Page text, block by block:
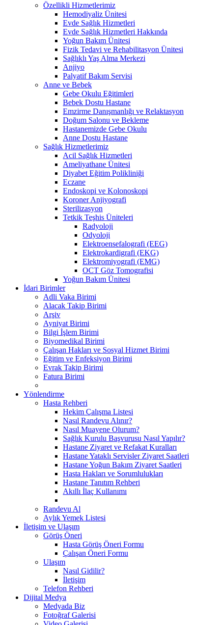
Özellikli Hizmetlerimiz
Hemodiyaliz Ünitesi
Evde Sağlık Hizmetleri
Evde Sağlık Hizmetleri Hakkında
Yoğun Bakım Ünitesi
Fizik Tedavi ve Rehabilitasyon Ünitesi
Sağlıklı Yaş Alma Merkezi
Anjiyo
Palyatif Bakım Servisi
Anne ve Bebek
Gebe Okulu Eğitimleri
Bebek Dostu Hastane
Emzirme Danışmanlığı ve Relaktasyon
Doğum Salonu ve Bekleme
Hastanemizde Gebe Okulu
Anne Dostu Hastane
Sağlık Hizmetlerimiz
Acil Sağlık Hizmetleri
Ameliyathane Ünitesi
Diyabet Eğitim Polikliniği
Eczane
Endoskopi ve Kolonoskopi
Koroner Anjiyografi
Sterilizasyon
Tetkik Teşhis Üniteleri
Radyoloji
Odyoloji
Elektroensefalografi (EEG)
Elektrokardigrafi (EKG)
Elektromiyografi (EMG)
OCT Göz Tomografisi
Yoğun Bakım Ünitesi
İdari Birimler
Adli Vaka Birimi
Alacak Takip Birimi
Arşiv
Ayniyat Birimi
Bilgi İşlem Birimi
Biyomedikal Birimi
Çalışan Hakları ve Sosyal Hizmet Birimi
Eğitim ve Enfeksiyon Birimi
Evrak Takip Birimi
Fatura Birimi
Yönlendirme
Hasta Rehberi
Hekim Çalışma Listesi
Nasıl Randevu Alınır?
Nasıl Muayene Olurum?
Sağlık Kurulu Başvurusu Nasıl Yapılır?
Hastane Ziyaret ve Refakat Kuralları
Hastane Yataklı Servisler Ziyaret Saatleri
Hastane Yoğun Bakım Ziyaret Saatleri
Hasta Hakları ve Sorumlulukları
Hastane Tanıtım Rehberi
Akıllı İlaç Kullanımı
Randevu Al
Aylık Yemek Listesi
İletişim ve Ulaşım
Görüş Öneri
Hasta Görüş Öneri Formu
Çalışan Öneri Formu
Ulaşım
Nasıl Gidilir?
İletişim
Telefon Rehberi
Dijital Medya
Medyada Biz
Fotoğraf Galerisi